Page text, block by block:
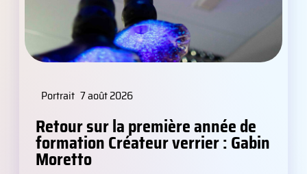
Portrait 7 août 2026
Retour sur la première année de
formation Créateur verrier : Gabin
Moretto